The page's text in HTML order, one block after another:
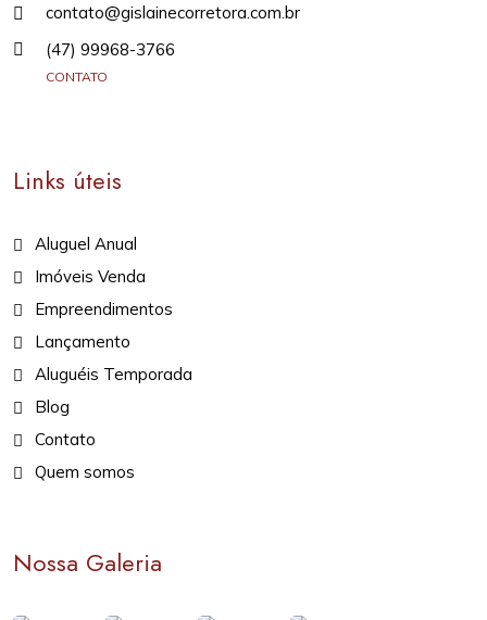
contato@gislainecorretora.com.br
(47) 99968-3766
CONTATO
Links úteis
Aluguel Anual
Imóveis Venda
Empreendimentos
Lançamento
Aluguéis Temporada
Blog
Contato
Quem somos
Nossa Galeria